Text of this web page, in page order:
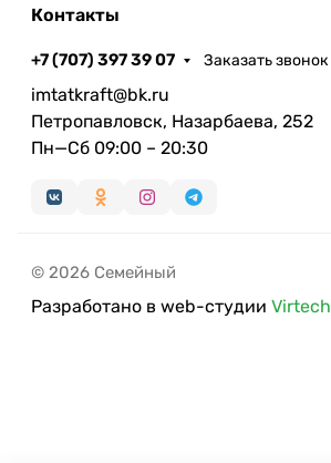
Контакты
+7 (707) 397 39 07 Заказать звонок
imtatkraft@bk.ru
Петропавловск, Назарбаева, 252
Пн—Сб 09:00 – 20:30
© 2026 Семейный
Разработано в web-студии Virtech